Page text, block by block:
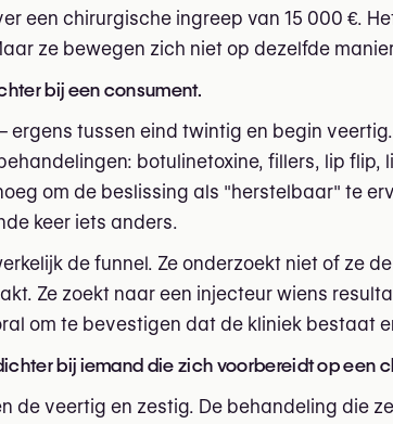
een chirurgische ingreep van 15 000 €.
ze bewegen zich niet op dezelfde
bij een consument.
ergens tussen eind twintig en begin
botulinetoxine, fillers, lip flip,
om de beslissing als "herstelbaar" te
keer iets anders.
de funnel. Ze onderzoekt niet of ze
Ze zoekt naar een injecteur wiens
om te bevestigen dat de kliniek bestaat
bij iemand die zich voorbereidt op een
de veertig en zestig. De behandeling die